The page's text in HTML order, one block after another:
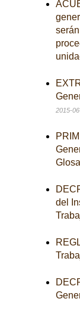
2015-
del